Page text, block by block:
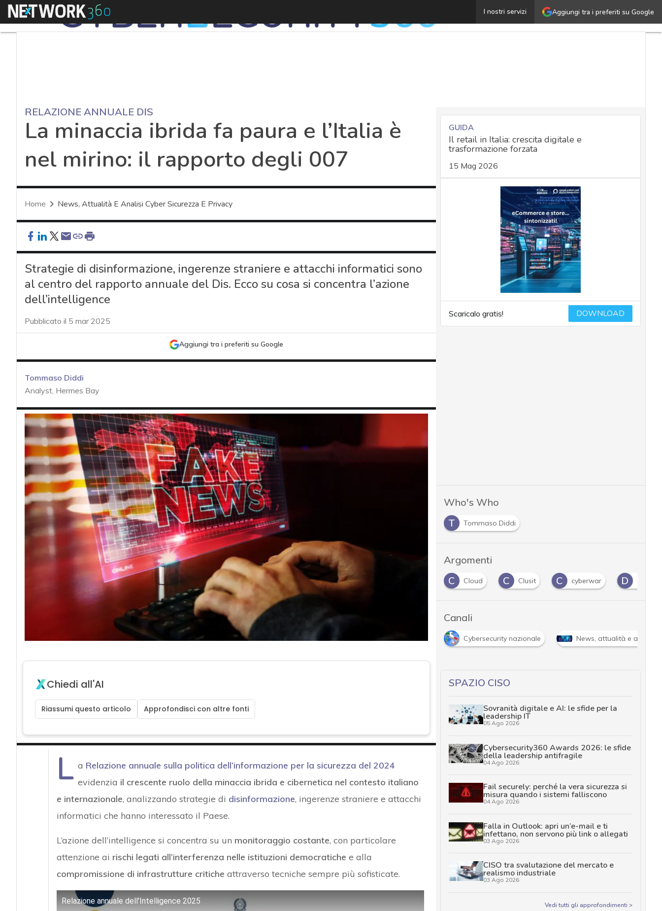
Aggiungi tra i preferiti su Google
I nostri servizi
Menu La minaccia ibrida fa paura e l’Italia è nel mirino: il
RELAZIONE ANNUALE DIS
La minaccia ibrida fa paura e l’Italia è
nel mirino: il rapporto degli 007
Home News, Attualità E Analisi Cyber Sicurezza E Privacy
Strategie di disinformazione, ingerenze straniere e attacchi informatici sono
al centro del rapporto annuale del Dis. Ecco su cosa si concentra l’azione
dell’intelligence
Pubblicato il 5 mar 2025
Aggiungi tra i preferiti su Google
Tommaso Diddi
Analyst, Hermes Bay
Chiedi all'AI
Riassumi questo articolo Approfondisci con altre fonti
L a Relazione annuale sulla politica dell’informazione per la sicurezza del 2024
evidenzia il crescente ruolo della minaccia ibrida e cibernetica nel contesto italiano
e internazionale, analizzando strategie di disinformazione, ingerenze straniere e attacchi
informatici che hanno interessato il Paese.
L’azione dell’intelligence si concentra su un monitoraggio costante, con particolare
attenzione ai rischi legati all’interferenza nelle istituzioni democratiche e alla
compromissione di infrastrutture critiche attraverso tecniche sempre più sofisticate.
Relazione annuale dell'Intelligence 2025
GUIDA
Il retail in Italia: crescita digitale e
trasformazione forzata
15 Mag 2026
Scaricalo gratis! DOWNLOAD
Who's Who
T
Tommaso Diddi
Argomenti
C Cloud C Clusit C cyberwar D
Canali
Attacchi hacker e Malware: le ultime news in tempo reale e gli approfondimenti Cybersecurity nazionale News, attualità e analisi
SPAZIO CISO
Sovranità digitale e AI: le sfide per la
leadership IT
05 Ago 2026
Cybersecurity360 Awards 2026: le sfide
della leadership antifragile
04 Ago 2026
Fail securely: perché la vera sicurezza si
misura quando i sistemi falliscono
04 Ago 2026
Falla in Outlook: apri un’e-mail e ti
infettano, non servono più link o allegati
03 Ago 2026
CISO tra svalutazione del mercato e
realismo industriale
03 Ago 2026
Vedi tutti gli approfondimenti >